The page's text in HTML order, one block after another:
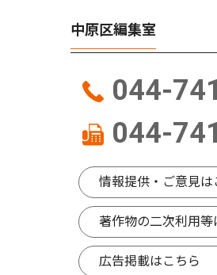
中原区編集室
044-
044-
情報提供・ご意見は
著作物の二次利用等
広告掲載はこちら